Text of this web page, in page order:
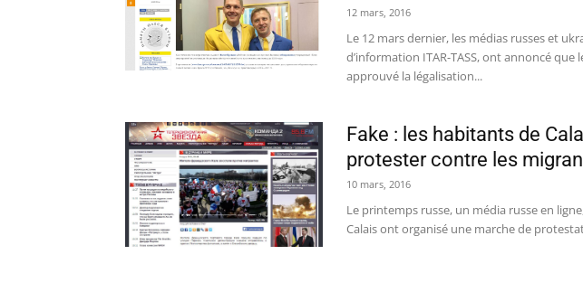
12 mars, 2016
Le 12 mars dernier, les médias russes et
d’information ITAR-TASS, ont annoncé que
approuvé la légalisation...
Fake : les habitants de
protester contre les
10 mars, 2016
Le printemps russe, un média russe en
Calais ont organisé une marche de